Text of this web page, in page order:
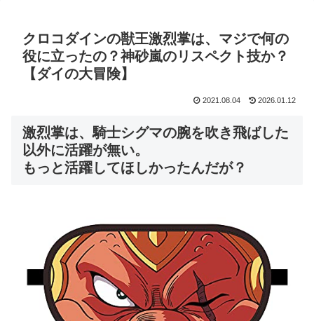
クロコダインの獣王激烈掌は、マジで何の
役に立ったの？神砂嵐のリスペクト技か？
【ダイの大冒険】
2021.08.04 2026.01.12
激烈掌は、騎士シグマの腕を吹き飛ばした
以外に活躍が無い。
もっと活躍してほしかったんだが？